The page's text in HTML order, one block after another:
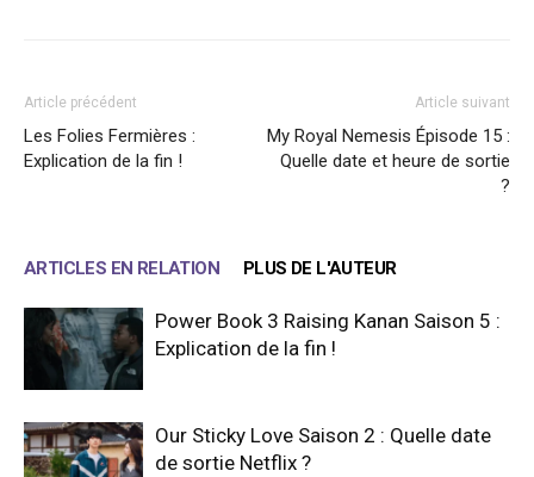
Article précédent
Les Folies Fermières :
Explication de la fin !
Article suivant
My Royal Nemesis Épisode 15 :
Quelle date et heure de sortie
?
ARTICLES EN RELATION PLUS DE L'AUTEUR
Power Book 3 Raising Kanan Saison 5 :
Explication de la fin !
Our Sticky Love Saison 2 : Quelle date
de sortie Netflix ?